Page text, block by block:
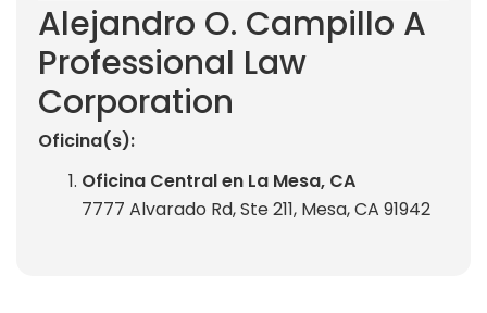
Alejandro O. Campillo A
Professional Law
Corporation
Oficina(s):
Oficina Central en La Mesa, CA
7777 Alvarado Rd, Ste 211, Mesa, CA 91942